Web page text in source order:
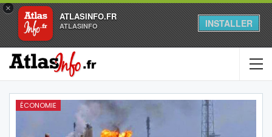
×
ATLASINFO.FR
ATLASINFO INSTALLER
ÉCONOMIE